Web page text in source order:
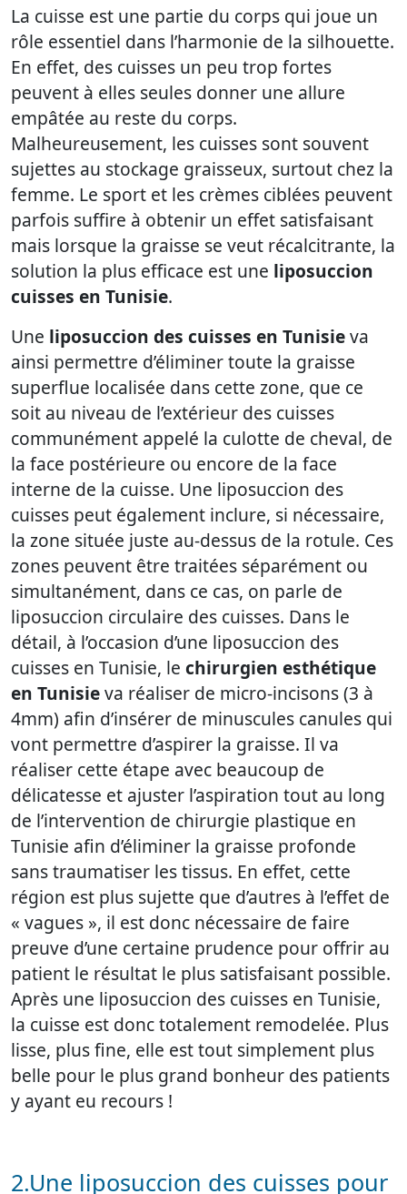
La cuisse est une partie du corps qui joue un
rôle essentiel dans l’harmonie de la silhouette.
En effet, des cuisses un peu trop fortes
peuvent à elles seules donner une allure
empâtée au reste du corps.
Malheureusement, les cuisses sont souvent
sujettes au stockage graisseux, surtout chez la
femme. Le sport et les crèmes ciblées peuvent
parfois suffire à obtenir un effet satisfaisant
mais lorsque la graisse se veut récalcitrante, la
solution la plus efficace est une liposuccion
cuisses en Tunisie.
Une liposuccion des cuisses en Tunisieva
ainsi permettre d’éliminer toute la graisse
superflue localisée dans cette zone, que ce
soit au niveau de l’extérieur des cuisses
communément appelé la culotte de cheval, de
la face postérieure ou encore de la face
interne de la cuisse. Une liposuccion des
cuisses peut également inclure, si nécessaire,
la zone située juste au-dessus de la rotule. Ces
zones peuvent être traitées séparément ou
simultanément, dans ce cas, on parle de
liposuccion circulaire des cuisses. Dans le
détail, à l’occasion d’une liposuccion des
cuisses en Tunisie, le chirurgien esthétique
en Tunisieva réaliser de micro-incisons (3 à
4mm) afin d’insérer de minuscules canules qui
vont permettre d’aspirer la graisse. Il va
réaliser cette étape avec beaucoup de
délicatesse et ajuster l’aspiration tout au long
de l’intervention de chirurgie plastique en
Tunisie afin d’éliminer la graisse profonde
sans traumatiser les tissus. En effet, cette
région est plus sujette que d’autres à l’effet de
« vagues », il est donc nécessaire de faire
preuve d’une certaine prudence pour offrir au
patient le résultat le plus satisfaisant possible.
Après une liposuccion des cuisses en Tunisie,
la cuisse est donc totalement remodelée. Plus
lisse, plus fine, elle est tout simplement plus
belle pour le plus grand bonheur des patients
y ayant eu recours !
2.Une liposuccion des cuisses pour